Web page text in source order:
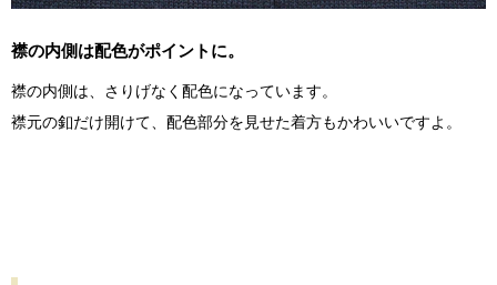
襟の内側は配色がポイントに。
襟の内側は、さりげなく配色になっています。
襟元の釦だけ開けて、配色部分を見せた着方もかわいいですよ。